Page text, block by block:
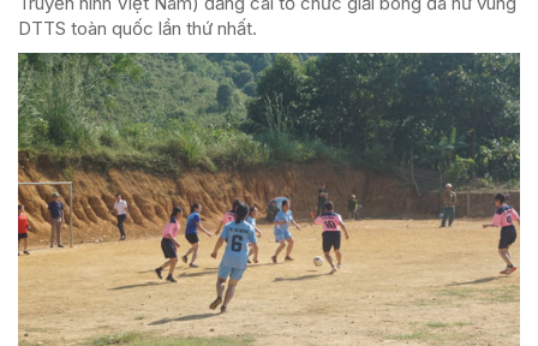
DTTS toàn quốc lần thứ nhất.